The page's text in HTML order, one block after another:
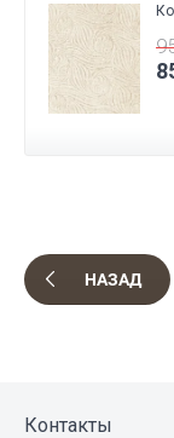
НАЗАД
Контакты